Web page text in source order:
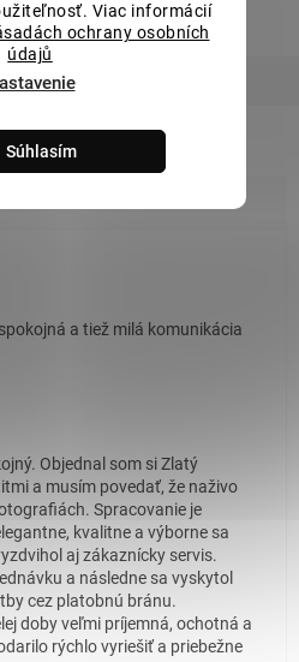
Viac informácií
ochrany osobních
údajů
Súhlasím
a tiež milá komunikácia
hviezdičiek.
Objednal som si Zlatý
a musím povedať, že naživo
Spracovanie je
kvalitne a výborne sa
aj zákaznícky servis.
a následne sa vyskytol
cez platobnú bránu.
doby veľmi príjemná, ochotná a
rýchlo vyriešiť a priebežne